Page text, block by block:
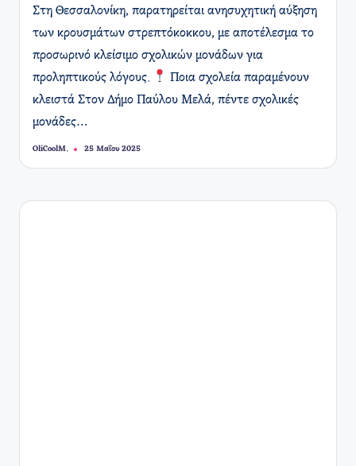
Στη Θεσσαλονίκη, παρατηρείται ανησυχητική αύξηση
των κρουσμάτων στρεπτόκοκκου, με αποτέλεσμα το
προσωρινό κλείσιμο σχολικών μονάδων για
προληπτικούς λόγους.
Ποια σχολεία παραμένουν
κλειστά Στον Δήμο Παύλου Μελά, πέντε σχολικές
μονάδες…
Συγγραφέας:
OliCoolM. 25 Μαΐου 2025